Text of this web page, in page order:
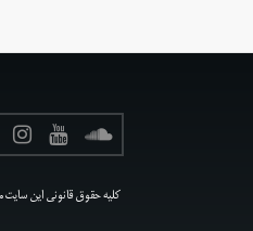
کلیه حقوق قانونی این سایت